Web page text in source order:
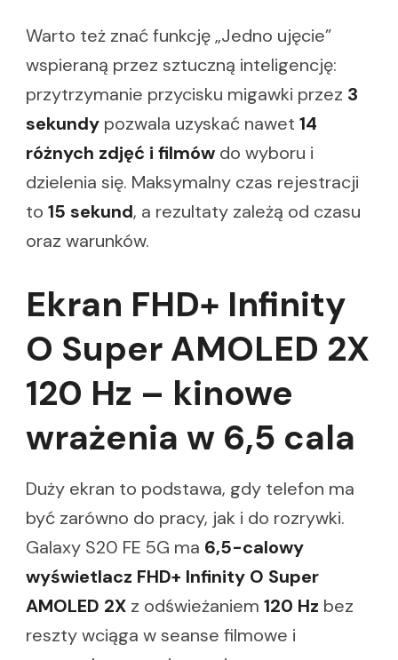
Warto też znać funkcję „Jedno ujęcie”
wspieraną przez sztuczną inteligencję:
przytrzymanie przycisku migawki przez 3
sekundy pozwala uzyskać nawet 14
różnych zdjęć i filmów do wyboru i
dzielenia się. Maksymalny czas rejestracji
to 15 sekund, a rezultaty zależą od czasu
oraz warunków.
Ekran FHD+ Infinity
O Super AMOLED 2X
120 Hz – kinowe
wrażenia w 6,5 cala
Duży ekran to podstawa, gdy telefon ma
być zarówno do pracy, jak i do rozrywki.
Galaxy S20 FE 5G ma 6,5-calowy
wyświetlacz FHD+ Infinity O Super
AMOLED 2X z odświeżaniem 120 Hz bez
reszty wciąga w seanse filmowe i